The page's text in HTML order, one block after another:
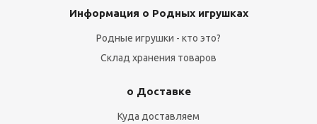
Информация о Родных игрушках
Родные игрушки - кто это?
Склад хранения товаров
о Доставке
Куда доставляем